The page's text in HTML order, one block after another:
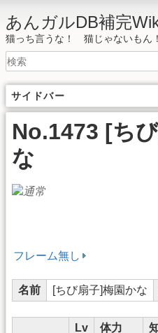
あんガルDB補完
猫っち言うな！ 猫じゃないもん
サイドバー
No.1473 [ち
な
フレーム無し
名前 [ちび扇子]梅園かな
Lv 体力